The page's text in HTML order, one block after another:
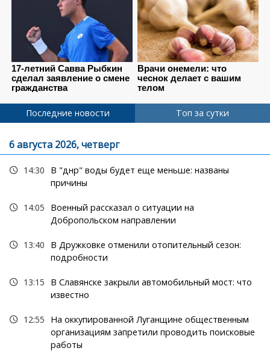
Последние новости Топ за сутки
6 августа 2026, четверг
14:30
В "днр" воды будет еще меньше: названы
причины
14:05
Военный рассказал о ситуации на
Добропольском направлении
13:40
В Дружковке отменили отопительный сезон:
подробности
13:15
В Славянске закрыли автомобильный мост: что
известно
12:55
На оккупированной Луганщине общественным
организациям запретили проводить поисковые
работы